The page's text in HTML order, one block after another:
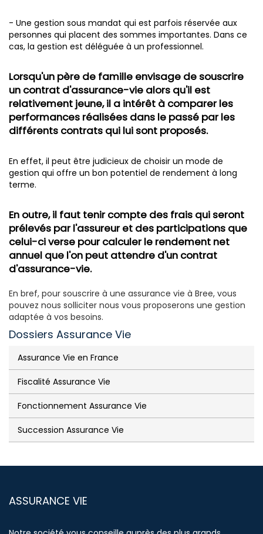
- Une gestion sous mandat qui est parfois réservée aux
personnes qui placent des sommes importantes. Dans ce
cas, la gestion est déléguée à un professionnel.
Lorsqu'un père de famille envisage de souscrire
un contrat d'assurance-vie alors qu'il est
relativement jeune, il a intérêt à comparer les
performances réalisées dans le passé par les
différents contrats qui lui sont proposés.
En effet, il peut être judicieux de choisir un mode de
gestion qui offre un bon potentiel de rendement à long
terme.
En outre, il faut tenir compte des frais qui seront
prélevés par l'assureur et des participations que
celui-ci verse pour calculer le rendement net
annuel que l'on peut attendre d'un contrat
d'assurance-vie.
En bref, pour souscrire à une assurance vie à Bree, vous
pouvez nous solliciter nous vous proposerons une gestion
adaptée à vos besoins.
Dossiers Assurance Vie
Assurance Vie en France
Fiscalité Assurance Vie
Fonctionnement Assurance Vie
Succession Assurance Vie
ASSURANCE VIE